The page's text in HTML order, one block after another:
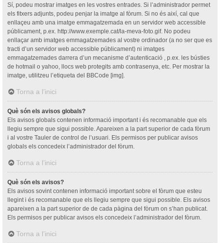
Sí, podeu mostrar imatges en les vostres entrades. Si l’administrador permet
els fitxers adjunts, podeu penjar la imatge al fòrum. Si no és així, cal que
enllaçeu amb una imatge emmagatzemada en un servidor web accessible
públicament, p.ex. http://www.exemple.cat/la-meva-foto.gif. No podeu
enllaçar amb imatges emmagatzemades al vostre ordinador (a no ser que es
tracti d’un servidor web accessible públicament) ni imatges
emmagatzemades darrera d’un mecanisme d’autenticació , p.ex. les bústies
de hotmail o yahoo, llocs web protegits amb contrasenya, etc. Per mostrar la
imatge, utilitzeu l’etiqueta del BBCode [img].
Torna a l’inici
Què són els avisos globals?
Els avisos globals contenen informació important i és recomanable que els
llegiu sempre que sigui possible. Apareixen a la part superior de cada fòrum
i al vostre Tauler de control de l’usuari. Els permisos per publicar avisos
globals els concedeix l’administrador del fòrum.
Torna a l’inici
Què són els avisos?
Els avisos sovint contenen informació important sobre el fòrum que esteu
llegint i és recomanable que els llegiu sempre que sigui possible. Els avisos
apareixen a la part superior de de cada pàgina del fòrum on s’han publicat.
Els permisos per publicar avisos els concedeix l’administrador del fòrum.
Torna a l’inici